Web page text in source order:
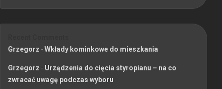
Grzegorz -Wkłady kominkowe do mieszkania
Grzegorz - Urządzenia do cięcia styropianu – na co
zwracać uwagę podczas wyboru